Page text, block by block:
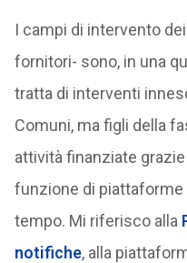
I campi di intervento
fornitori- sono, in una
tratta di interventi
Comuni, ma figli della
attività finanziate grazie
funzione di piattaforme
tempo. Mi riferisco alla
notifiche, alla